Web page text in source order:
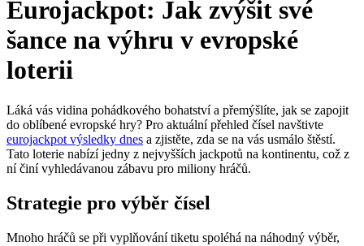
Eurojackpot: Jak zvýšit své
šance na výhru v evropské
loterii
Láká vás vidina pohádkového bohatství a přemýšlíte, jak se zapojit
do oblíbené evropské hry? Pro aktuální přehled čísel navštivte
eurojackpot výsledky dnes a zjistěte, zda se na vás usmálo štěstí.
Tato loterie nabízí jedny z nejvyšších jackpotů na kontinentu, což z
ní činí vyhledávanou zábavu pro miliony hráčů.
Strategie pro výběr čísel
Mnoho hráčů se při vyplňování tiketu spoléhá na náhodný výběr,